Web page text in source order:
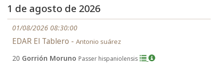
1 de agosto de 2026
01/08/2026 08:30:00
EDAR El Tablero - Antonio suárez
20 Gorrión Moruno Passer hispaniolensis